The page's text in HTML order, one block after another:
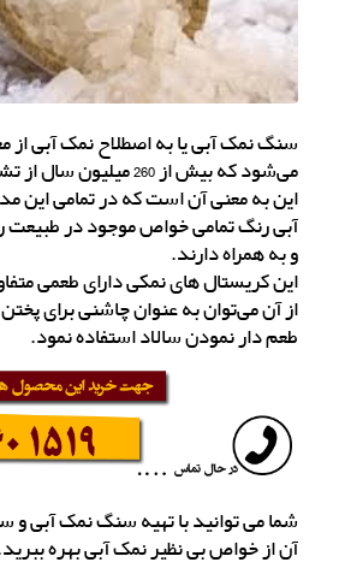
سنگ نمک آبی یا به اصطلاح نمک آبی از
می‌شود که بیش از 260
این به معنی آن است که در تمامی این
آبی رنگ تمامی خواص موجود در طبیعت
و به همراه دارند.
این کریستال های نمکی دارای طعمی
از آن می‌توان به عنوان چاشنی برای
طعم دار نمودن سالاد استفاده نمود.
شما می توانید با تهیه سنگ نمک آبی
آن از خواص بی نظیر نمک آبی بهره